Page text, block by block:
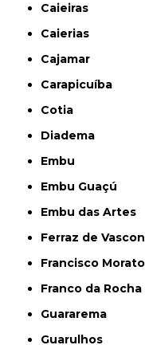
Caieiras
Caierias
Cajamar
Carapicuíba
Cotia
Diadema
Embu
Embu Guaçú
Embu das Artes
Ferraz de
Francisco Morato
Franco da Rocha
Guararema
Guarulhos